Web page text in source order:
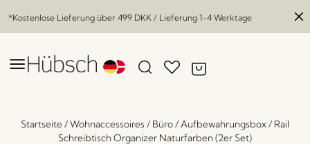
*Kostenlose Lieferung über 499 DKK / Lieferung 1-4 Werktage
Startseite/Wohnaccessoires / Büro/ Aufbewahrungsbox/ Rail
Schreibtisch Organizer Naturfarben (2er Set)